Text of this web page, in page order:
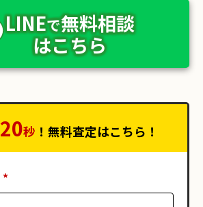
LINEで無料相談
はこちら
20秒 ！無料査定はこちら！
*